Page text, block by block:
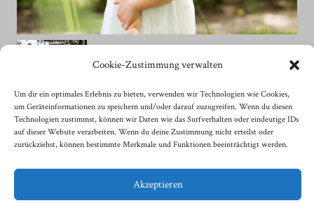
Cookie-Zustimmung verwalten
Um dir ein optimales Erlebnis zu bieten, verwenden wir Technologien wie Cookies,
um Geräteinformationen zu speichern und/oder darauf zuzugreifen. Wenn du diesen
Technologien zustimmst, können wir Daten wie das Surfverhalten oder eindeutige IDs
auf dieser Website verarbeiten. Wenn du deine Zustimmung nicht erteilst oder
zurückziehst, können bestimmte Merkmale und Funktionen beeinträchtigt werden.
Akzeptieren
© 2026 Fotografie Sonja Sindlhauser